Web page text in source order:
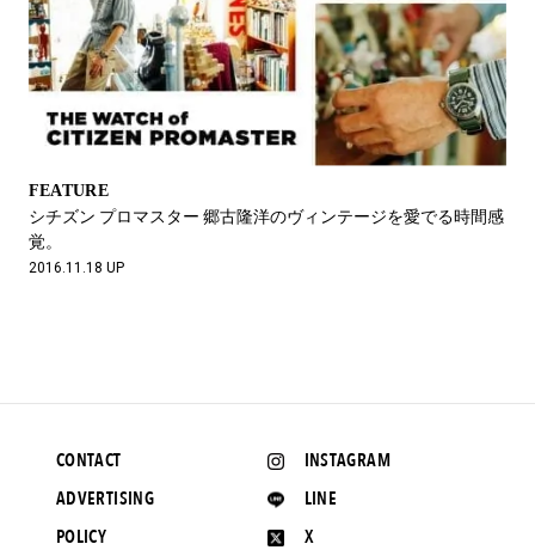
FEATURE
シチズン プロマスター 郷古隆洋のヴィンテージを愛でる時間感
覚。
2016.11.18 UP
INSTAGRAM
LINE
X
CONTACT
ADVERTISING
POLICY